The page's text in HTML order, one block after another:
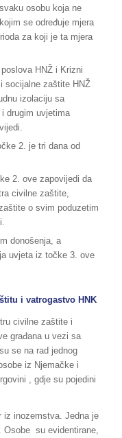
osobu koja ne
se određuje mjera
za koji je ta mjera
HNŽ i Krizni
socijalne zaštite HNŽ
izolaciju sa
drugim uvjetima
2. je tri dana od
2. ove zapovijedi da
civilne zaštite,
o svim poduzetim
donošenja, a
uvjeta iz točke 3. ove
i vatrogastvo HNK
civilne zaštite i
građana u vezi sa
se na rad jednog
iz Njemačke i
, gdje su pojedini
iz inozemstva. Jedna je
su evidentirane,